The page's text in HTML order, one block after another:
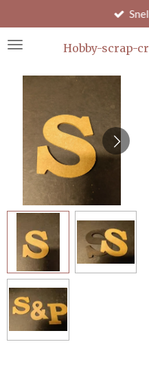
direct
naar
Hobby-scrap-